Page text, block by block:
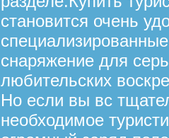
становится очень
снаряжение для
любительских
Но если вы вс
необходимое